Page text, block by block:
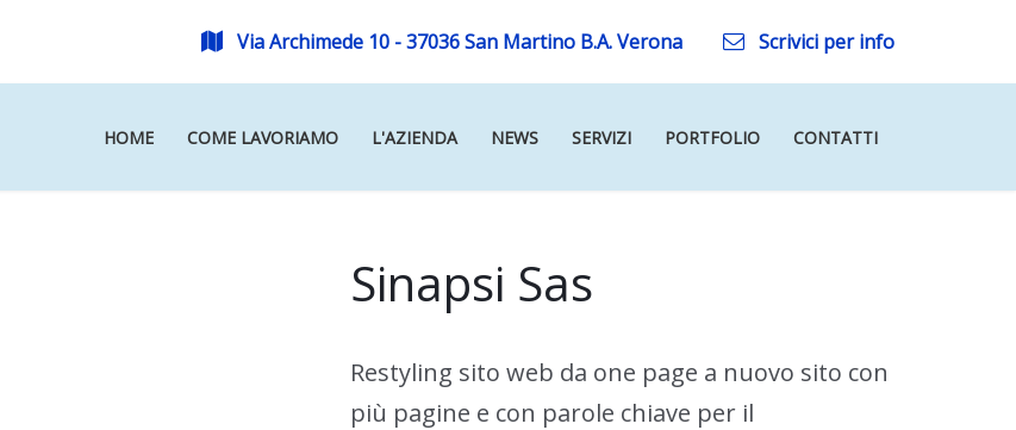
Via Archimede 10 - 37036 San Martino B.A. Verona Scrivici per info
HOME COME LAVORIAMO L'AZIENDA NEWS SERVIZI PORTFOLIO CONTATTI
Sinapsi Sas
Restyling sito web da one page a nuovo sito con
più pagine e con parole chiave per il